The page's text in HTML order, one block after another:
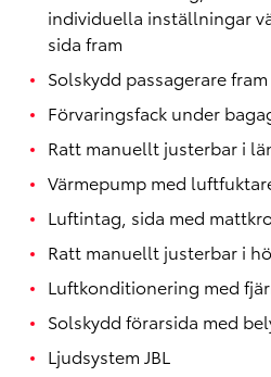
individuella inställningar
sida fram
Solskydd passagerare
Förvaringsfack under
Ratt manuellt justerbar i
Värmepump med
Luftintag, sida med
Ratt manuellt justerbar i
Luftkonditionering med
Solskydd förarsida med
Ljudsystem JBL